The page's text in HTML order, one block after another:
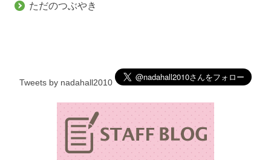
ただのつぶやき
Tweets by nadahall2010